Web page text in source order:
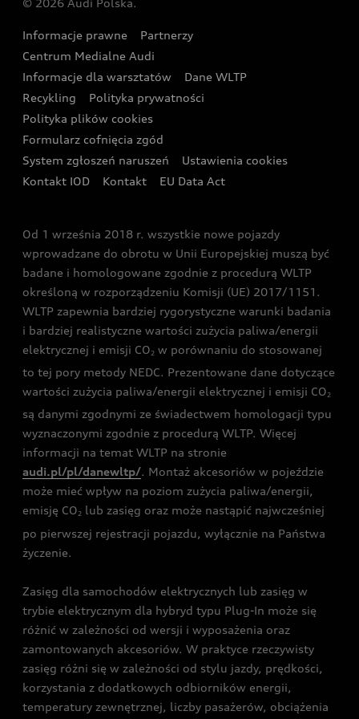
Wyszukaj najbliższego Partnera Audi
Oferta dla przedsiębiorców
Oferta dla klientów prywatnych
Kalkulator rat
Ubezpieczenie
Audi exclusive
Zasięg
Gwarancja
Akcje serwisowe Audi
Katalog online akcesoriów
Audi i Muzeum Sztuki Nowoczesnej w Warszawie
Audi driving experience
Audi quattro Cup
Audi i Puchar Świata w Skokach Narciarskich w
Zakopanem
© 2026 Audi Polska.
Informacje prawne
Partnerzy
Centrum Medialne Audi
Informacje dla warsztatów
Dane WLTP
Recykling
Polityka prywatności
Polityka plików cookies
Formularz cofnięcia zgód
System zgłoszeń naruszeń
Ustawienia cookies
Kontakt IOD
Kontakt EU Data Act
Od 1 września 2018 r. wszystkie nowe pojazdy
wprowadzane do obrotu w Unii Europejskiej muszą być
badane i homologowane zgodnie z procedurą WLTP
określoną w rozporządzeniu Komisji (UE) 2017/1151.
WLTP zapewnia bardziej rygorystyczne warunki badania
i bardziej realistyczne wartości zużycia paliwa/energii
elektrycznej i emisji CO2 w porównaniu do stosowanej
to tej pory metody NEDC. Prezentowane dane dotyczące
wartości zużycia paliwa/energii elektrycznej i emisji CO2
są danymi zgodnymi ze świadectwem homologacji typu
wyznaczonymi zgodnie z procedurą WLTP. Więcej
informacji na temat WLTP na stronie
audi.pl/pl/danewltp/. Montaż akcesoriów w pojeździe
może mieć wpływ na poziom zużycia paliwa/energii,
emisję CO2 lub zasięg oraz może nastąpić najwcześniej
po pierwszej rejestracji pojazdu, wyłącznie na Państwa
życzenie.
Zasięg dla samochodów elektrycznych lub zasięg w
trybie elektrycznym dla hybryd typu Plug-In może się
różnić w zależności od wersji i wyposażenia oraz
zamontowanych akcesoriów. W praktyce rzeczywisty
zasięg różni się w zależności od stylu jazdy, prędkości,
korzystania z dodatkowych odbiorników energii,
temperatury zewnętrznej, liczby pasażerów, obciążenia